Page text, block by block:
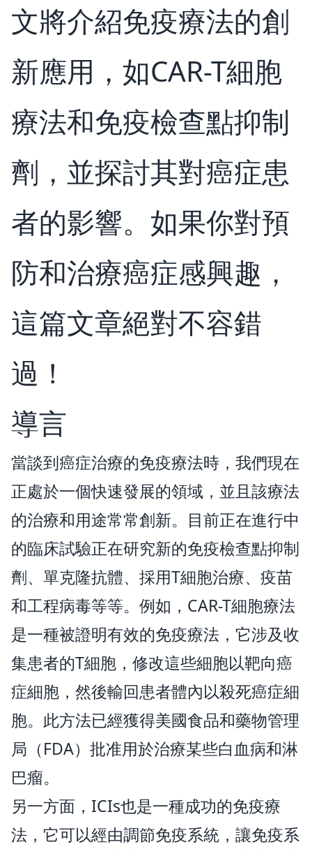
文將介紹免疫療法的創
新應用，如CAR-T細胞
療法和免疫檢查點抑制
劑，並探討其對癌症患
者的影響。如果你對預
防和治療癌症感興趣，
這篇文章絕對不容錯
過！
導言
當談到癌症治療的免疫療法時，我們現在
正處於一個快速發展的領域，並且該療法
的治療和用途常常創新。目前正在進行中
的臨床試驗正在研究新的免疫檢查點抑制
劑、單克隆抗體、採用T細胞治療、疫苗
和工程病毒等等。例如，CAR-T細胞療法
是一種被證明有效的免疫療法，它涉及收
集患者的T細胞，修改這些細胞以靶向癌
症細胞，然後輸回患者體內以殺死癌症細
胞。此方法已經獲得美國食品和藥物管理
局（FDA）批准用於治療某些白血病和淋
巴瘤。
另一方面，ICIs也是一種成功的免疫療
法，它可以經由調節免疫系統，讓免疫系